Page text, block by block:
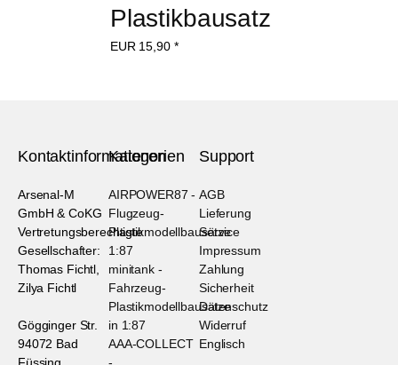
Plastikbausatz
EUR 15,90 *
Kontaktinformationen
Arsenal-M
GmbH & CoKG
Vertretungsberechtigte
Gesellschafter:
Thomas Fichtl,
Zilya Fichtl
Gögginger Str.
94072 Bad
Kategorien
AIRPOWER87 -
Flugzeug-
Plastikmodellbausätze
1:87
minitank -
Fahrzeug-
Plastikmodellbausätze
in 1:87
AAA-COLLECT
Support
AGB
Lieferung
Service
Impressum
Zahlung
Sicherheit
Datenschutz
Widerruf
Englisch